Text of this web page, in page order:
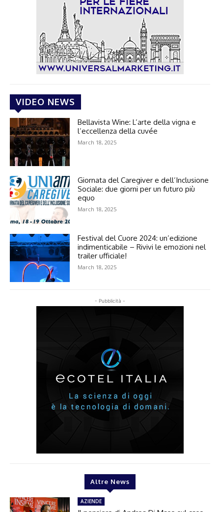
VIDEO NEWS
Bellavista Wine: L’arte della vigna e
l’eccellenza della cuvée
March 18, 2025
Giornata del Caregiver e dell’Inclusione
Sociale: due giorni per un futuro più
equo
March 18, 2025
Festival del Cuore 2024: un’edizione
indimenticabile – Rivivi le emozioni nel
trailer ufficiale!
March 18, 2025
- Pubblicità -
Altre News
AZIENDE